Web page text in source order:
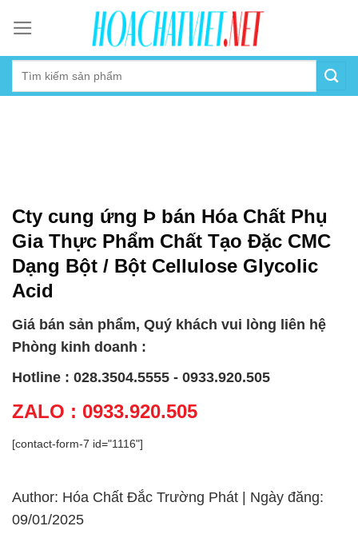
content
Cty cung ứng Þ bán Hóa Chất Phụ
Gia Thực Phẩm Chất Tạo Đặc CMC
Dạng Bột / Bột Cellulose Glycolic
Acid
Giá bán sản phẩm, Quý khách vui lòng liên hệ
Phòng kinh doanh :
Hotline : 028.3504.5555 - 0933.920.505
ZALO : 0933.920.505
[contact-form-7 id="1116"]
Author: Hóa Chất Đắc Trường Phát | Ngày đăng:
09/01/2025